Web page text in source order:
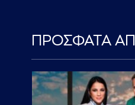
ΠΡΟΣΦΑΤΑ